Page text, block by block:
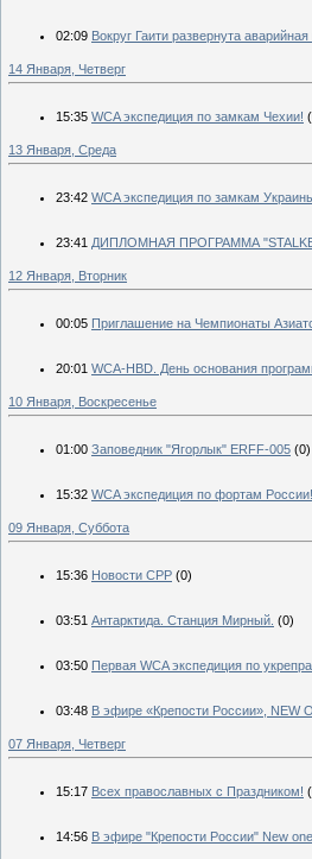
02:09 Вокруг Гаити развернута
14 Января, Четверг
15:35 WCA экспедиция по замкам Чехии!
13 Января, Среда
23:42 WCA экспедиция по замкам
23:41 ДИПЛОМНАЯ ПРОГРАММА
12 Января, Вторник
00:05 Приглашение на Чемпионаты
20:01 WCA-HBD. День основания
10 Января, Воскресенье
01:00 Заповедник "Ягорлык" ERFF-005 (0)
15:32 WCA экспедиция по фортам России!
09 Января, Суббота
15:36 Новости СРР (0)
03:51 Антарктида. Станция Мирный. (0)
03:50 Первая WCA экспедиция по
03:48 В эфире «Крепости России», NEW
07 Января, Четверг
15:17 Всех православных с Праздником!
14:56 В эфире "Крепости России" New